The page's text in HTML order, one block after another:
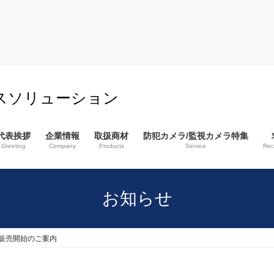
ソリューション
表挨拶
Greeting
企業情報
Company
取扱商材
Products
防犯カメラ/監視カメラ特集
Service
お知らせ
売開始のご案内